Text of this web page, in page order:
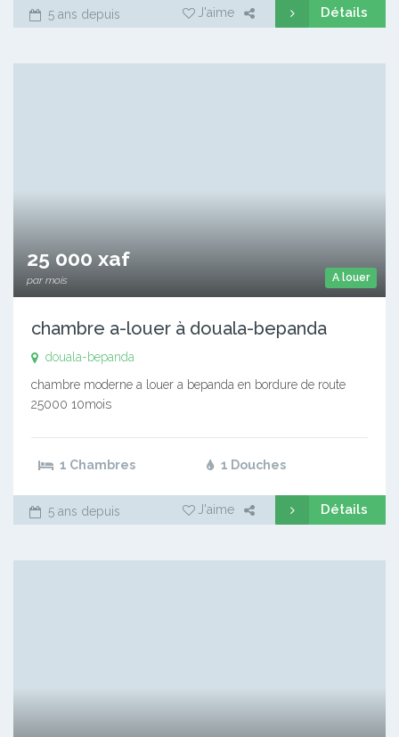
5 ans depuis J'aime Détails
A louer
25 000 xaf
par mois
chambre a-louer à douala-bepanda
douala-bepanda
chambre moderne a louer a bepanda en bordure de route
25000 10mois
1 Chambres 1 Douches
5 ans depuis J'aime Détails